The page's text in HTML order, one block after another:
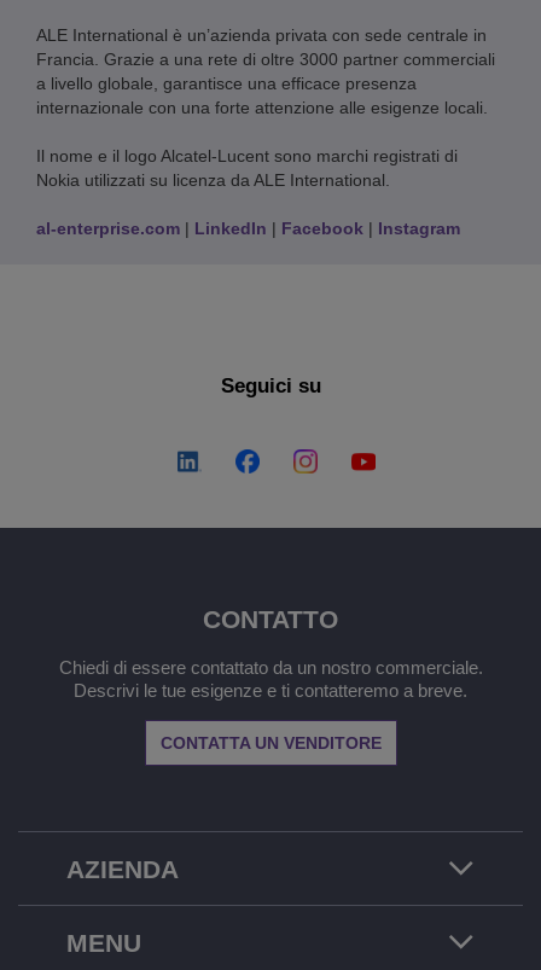
ALE International è un’azienda privata con sede centrale in
Francia. Grazie a una rete di oltre 3000 partner commerciali
a livello globale, garantisce una efficace presenza
internazionale con una forte attenzione alle esigenze locali.
Il nome e il logo Alcatel-Lucent sono marchi registrati di
Nokia utilizzati su licenza da ALE International.
al-enterprise.com | LinkedIn | Facebook | Instagram
Seguici su
AZIENDA
CONTATTO
Chiedi di essere contattato da un nostro commerciale.
Descrivi le tue esigenze e ti contatteremo a breve.
CONTATTA UN VENDITORE
MENU